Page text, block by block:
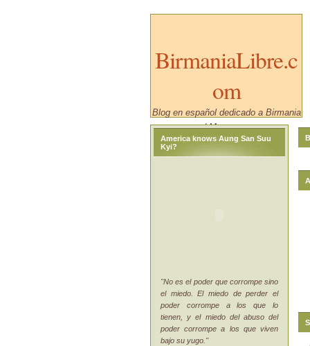
BirmaniaLibre.c
om
Blog en español dedicado a Birmania
/ Myanmar.
America knows Aung San Suu
Kyi?
"No es el poder que corrompe sino
el miedo. El miedo de perder el
poder corrompe a los que lo
tienen, y el miedo del abuso del
poder corrompe a los que viven
bajo su yugo."